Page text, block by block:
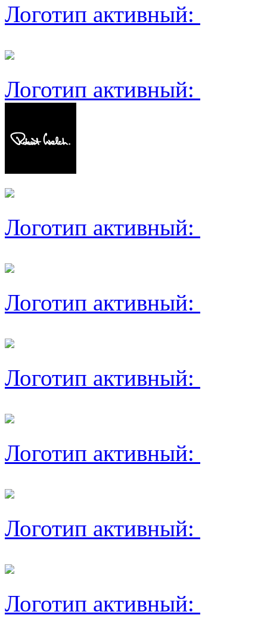
Логотип активный:
Логотип активный:
Логотип активный:
Логотип активный:
Логотип активный:
Логотип активный:
Логотип активный:
Логотип активный: